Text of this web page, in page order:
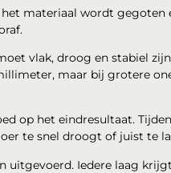
materiaal wordt gegoten
vlak, droog en stabiel
maar bij grotere
op het eindresultaat.
te snel droogt of juist te
uitgevoerd. Iedere laag